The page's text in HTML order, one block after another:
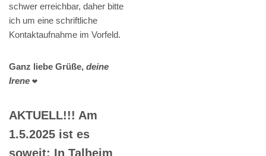
schwer erreichbar, daher bitte
ich um eine schriftliche
Kontaktaufnahme im Vorfeld.
Ganz liebe Grüße, deine
Irene ❤️
AKTUELL!!! Am
1.5.2025 ist es
soweit: In Talheim